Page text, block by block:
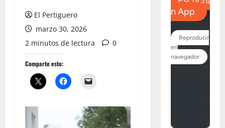
El Pertiguero
marzo 30, 2026
2 minutos de lectura
0
Comparte esto: